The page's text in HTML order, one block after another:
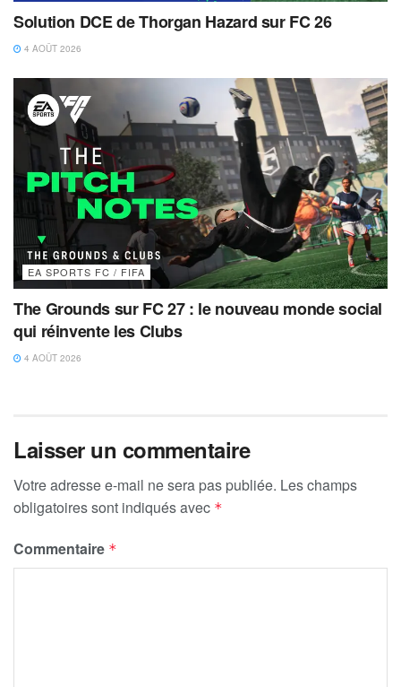
Solution DCE de Thorgan Hazard sur FC 26
4 AOÛT 2026
EA SPORTS FC / FIFA
The Grounds sur FC 27 : le nouveau monde social
qui réinvente les Clubs
4 AOÛT 2026
Laisser un commentaire
Votre adresse e-mail ne sera pas publiée. Les champs
obligatoires sont indiqués avec *
Commentaire *